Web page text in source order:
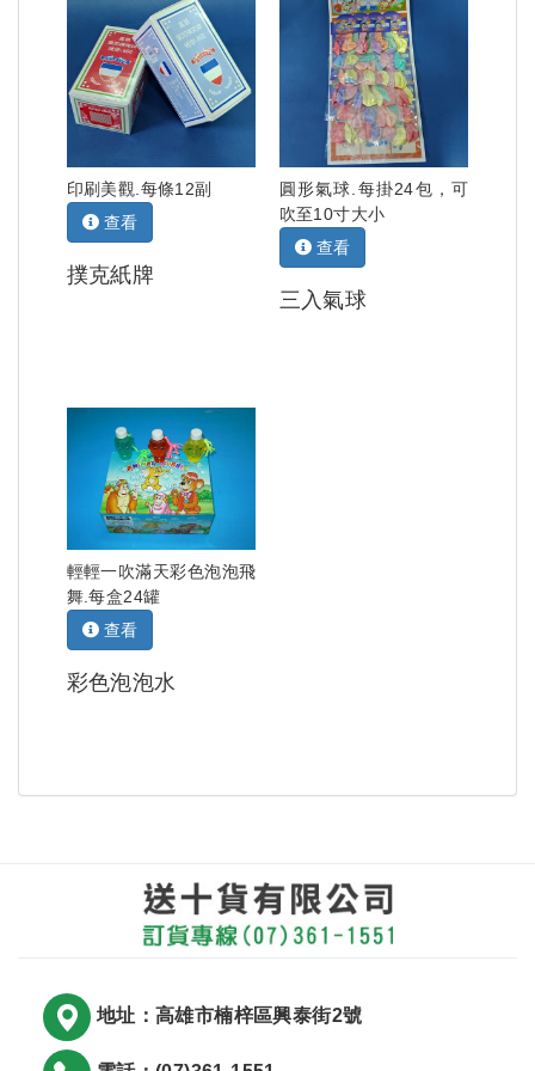
印刷美觀.每條12副
查看
撲克紙牌
圓形氣球.每掛24包，可
吹至10寸大小
查看
三入氣球
輕輕一吹滿天彩色泡泡飛
舞.每盒24罐
查看
彩色泡泡水
地址：高雄市楠梓區興泰街2號